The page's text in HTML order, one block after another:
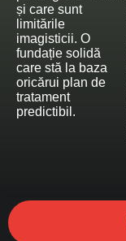
și care sunt
limitările
imagisticii. O
fundație solidă
care stă la baza
oricărui plan de
tratament
predictibil.